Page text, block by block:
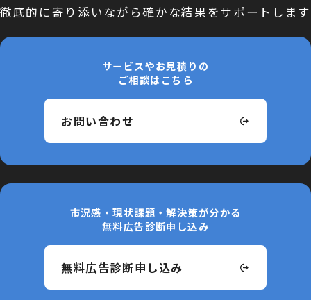
徹底的に寄り添いながら確かな結果をサポートします
サービスやお見積りの
ご相談はこちら
お問い合わせ
市況感・現状課題・解決策が分かる
無料広告診断申し込み
無料広告診断申し込み